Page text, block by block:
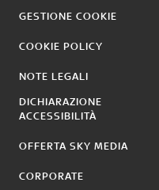
GESTIONE COOKIE
COOKIE POLICY
NOTE LEGALI
DICHIARAZIONE
ACCESSIBILITÀ
OFFERTA SKY MEDIA
CORPORATE